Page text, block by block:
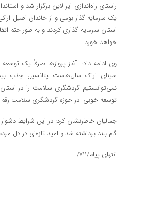
راستای راه‌اندازی ایر لاین برگزار شد و
یک سرمایه گذار بومی و از خاندان اصیل
استان سرمایه گذاری کردند و به طور حتم
خواهد خورد.
وی ادامه داد: آغاز پروازها صرفاً یک
سینای اراک سال‌هاست پتانسیل جذب
نمی‌توانستیم گردشگری سلامت را در استان
توسعه خوبی در حوزه گردشگری سلامت رقم
جمالیان خاطرنشان کرد: در این شرایط
گام بلند برداشته شد و امید تازه‌ای در دل
انتهای پیام/۷۱۱/